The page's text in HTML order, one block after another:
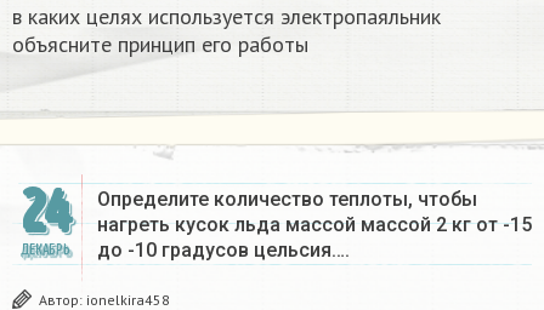
в каких целях используется электропаяльник
объясните принцип его работы​
24
ДЕКАБРЬ
Определите количество теплоты, чтобы
нагреть кусок льда массой массой 2 кг от -15
до -10 градусов цельсия….
Автор: ionelkira458